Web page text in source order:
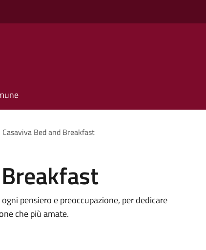
Casaviva Bed and Breakfast
pensiero e preoccupazione, per dedicare
che più amate.